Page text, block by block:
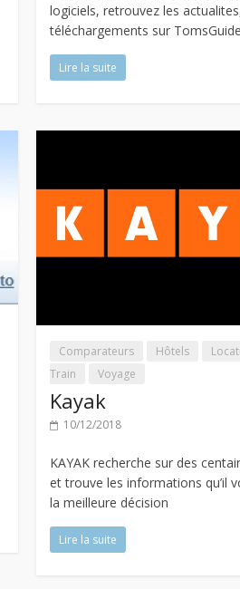
logiciels, retrouvez les
téléchargements sur
Lire la suite
Comparateurs Hôtels
Train
Voyage
Kayak
10/12/2018
KAYAK recherche sur des
et trouve les informations qu’il
la meilleure décision
Lire la suite